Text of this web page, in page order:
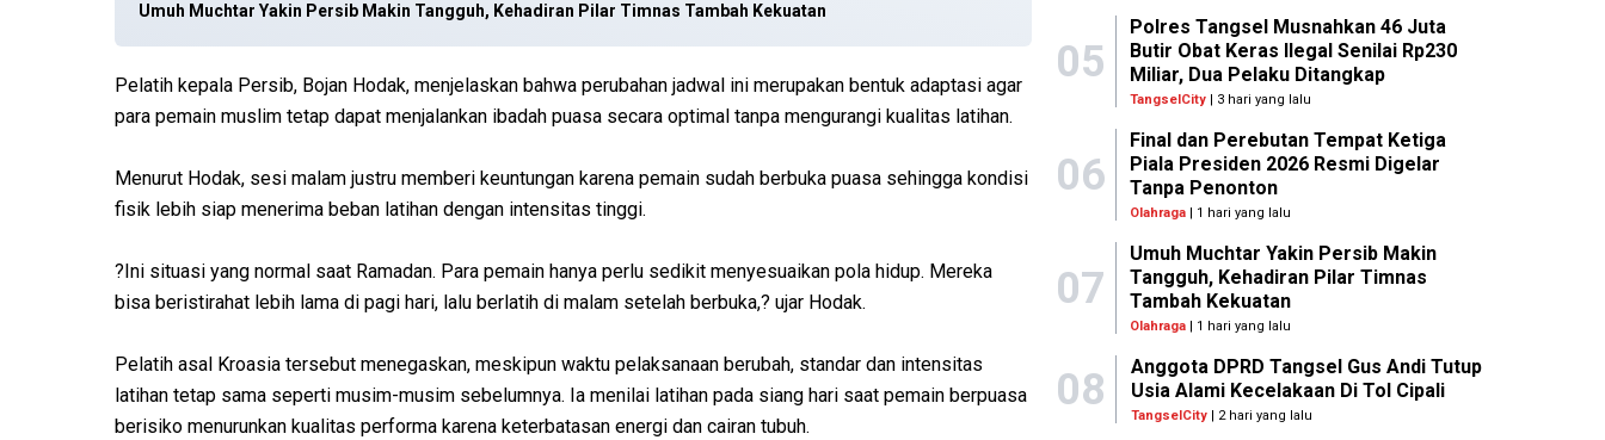
Umuh Muchtar Yakin Persib Makin Tangguh, Kehadiran Pilar Timnas Tambah Kekuatan
Pelatih kepala Persib, Bojan Hodak, menjelaskan bahwa perubahan jadwal ini merupakan bentuk adaptasi agar
para pemain muslim tetap dapat menjalankan ibadah puasa secara optimal tanpa mengurangi kualitas latihan.
Menurut Hodak, sesi malam justru memberi keuntungan karena pemain sudah berbuka puasa sehingga kondisi
fisik lebih siap menerima beban latihan dengan intensitas tinggi.
?Ini situasi yang normal saat Ramadan. Para pemain hanya perlu sedikit menyesuaikan pola hidup. Mereka
bisa beristirahat lebih lama di pagi hari, lalu berlatih di malam setelah berbuka,? ujar Hodak.
Pelatih asal Kroasia tersebut menegaskan, meskipun waktu pelaksanaan berubah, standar dan intensitas
latihan tetap sama seperti musim-musim sebelumnya. Ia menilai latihan pada siang hari saat pemain berpuasa
berisiko menurunkan kualitas performa karena keterbatasan energi dan cairan tubuh.
05
Polres Tangsel Musnahkan 46 Juta
Butir Obat Keras Ilegal Senilai Rp230
Miliar, Dua Pelaku Ditangkap
TangselCity | 3 hari yang lalu
06
Final dan Perebutan Tempat Ketiga
Piala Presiden 2026 Resmi Digelar
Tanpa Penonton
Olahraga | 1 hari yang lalu
07
Umuh Muchtar Yakin Persib Makin
Tangguh, Kehadiran Pilar Timnas
Tambah Kekuatan
Olahraga | 1 hari yang lalu
08
Anggota DPRD Tangsel Gus Andi Tutup
Usia Alami Kecelakaan Di Tol Cipali
TangselCity| 2 hari yang lalu